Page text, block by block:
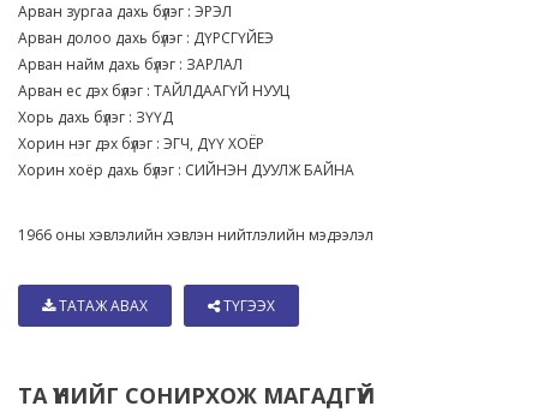
Арван зургаа дахь бүлэг : ЭРЭЛ
Арван долоо дахь бүлэг : ДҮРСГҮЙЕЭ
Арван найм дахь бүлэг : ЗАРЛАЛ
Арван ес дэх бүлэг : ТАЙЛДААГҮЙ НУУЦ
Хорь дахь бүлэг : ЗҮҮД
Хорин нэг дэх бүлэг : ЭГЧ, ДҮҮ ХОЁР
Хорин хоёр дахь бүлэг : СИЙНЭН ДУУЛЖ БАЙНА
1966 оны хэвлэлийн хэвлэн нийтлэлийн мэдээлэл
ТАТАЖ АВАХ ТҮГЭЭХ
ТА ҮҮНИЙГ СОНИРХОЖ МАГАДГҮЙ